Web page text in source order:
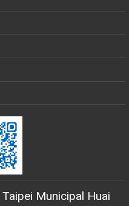
Taipei Municipal Huai